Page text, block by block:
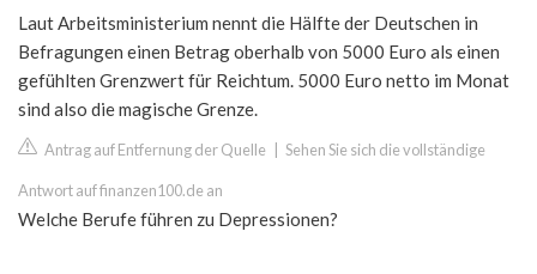
Laut Arbeitsministerium nennt die Hälfte der Deutschen in
Befragungen einen Betrag oberhalb von 5000 Euro als einen
gefühlten Grenzwert für Reichtum. 5000 Euro netto im Monat
sind also die magische Grenze.
Antrag auf Entfernung der Quelle Sehen Sie sich die vollständige
Antwort auf finanzen100.de an
Welche Berufe führen zu Depressionen?